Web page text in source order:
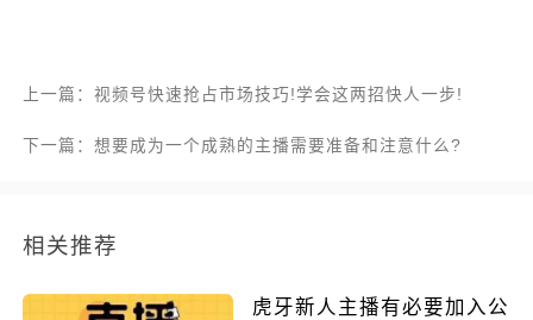
上一篇：视频号快速抢占市场技巧!学会这两招快人一步!
下一篇：想要成为一个成熟的主播需要准备和注意什么?
相关推荐
虎牙新人主播有必要加入公